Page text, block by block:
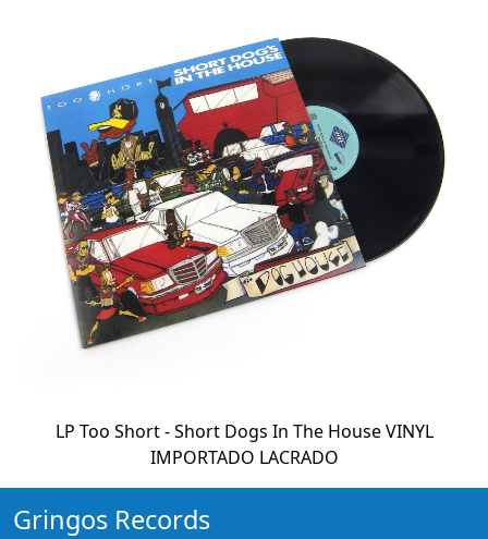
LP Too Short - Short Dogs In The House VINYL
IMPORTADO LACRADO
Gringos Records